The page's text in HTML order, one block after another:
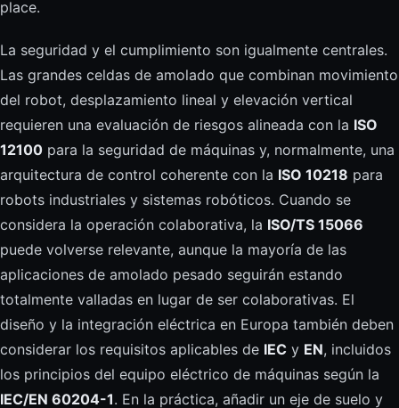
place.
La seguridad y el cumplimiento son igualmente centrales.
Las grandes celdas de amolado que combinan movimiento
del robot, desplazamiento lineal y elevación vertical
requieren una evaluación de riesgos alineada con la ISO
12100 para la seguridad de máquinas y, normalmente, una
arquitectura de control coherente con la ISO 10218 para
robots industriales y sistemas robóticos. Cuando se
considera la operación colaborativa, la ISO/TS 15066
puede volverse relevante, aunque la mayoría de las
aplicaciones de amolado pesado seguirán estando
totalmente valladas en lugar de ser colaborativas. El
diseño y la integración eléctrica en Europa también deben
considerar los requisitos aplicables de IEC y EN, incluidos
los principios del equipo eléctrico de máquinas según la
IEC/EN 60204-1. En la práctica, añadir un eje de suelo y